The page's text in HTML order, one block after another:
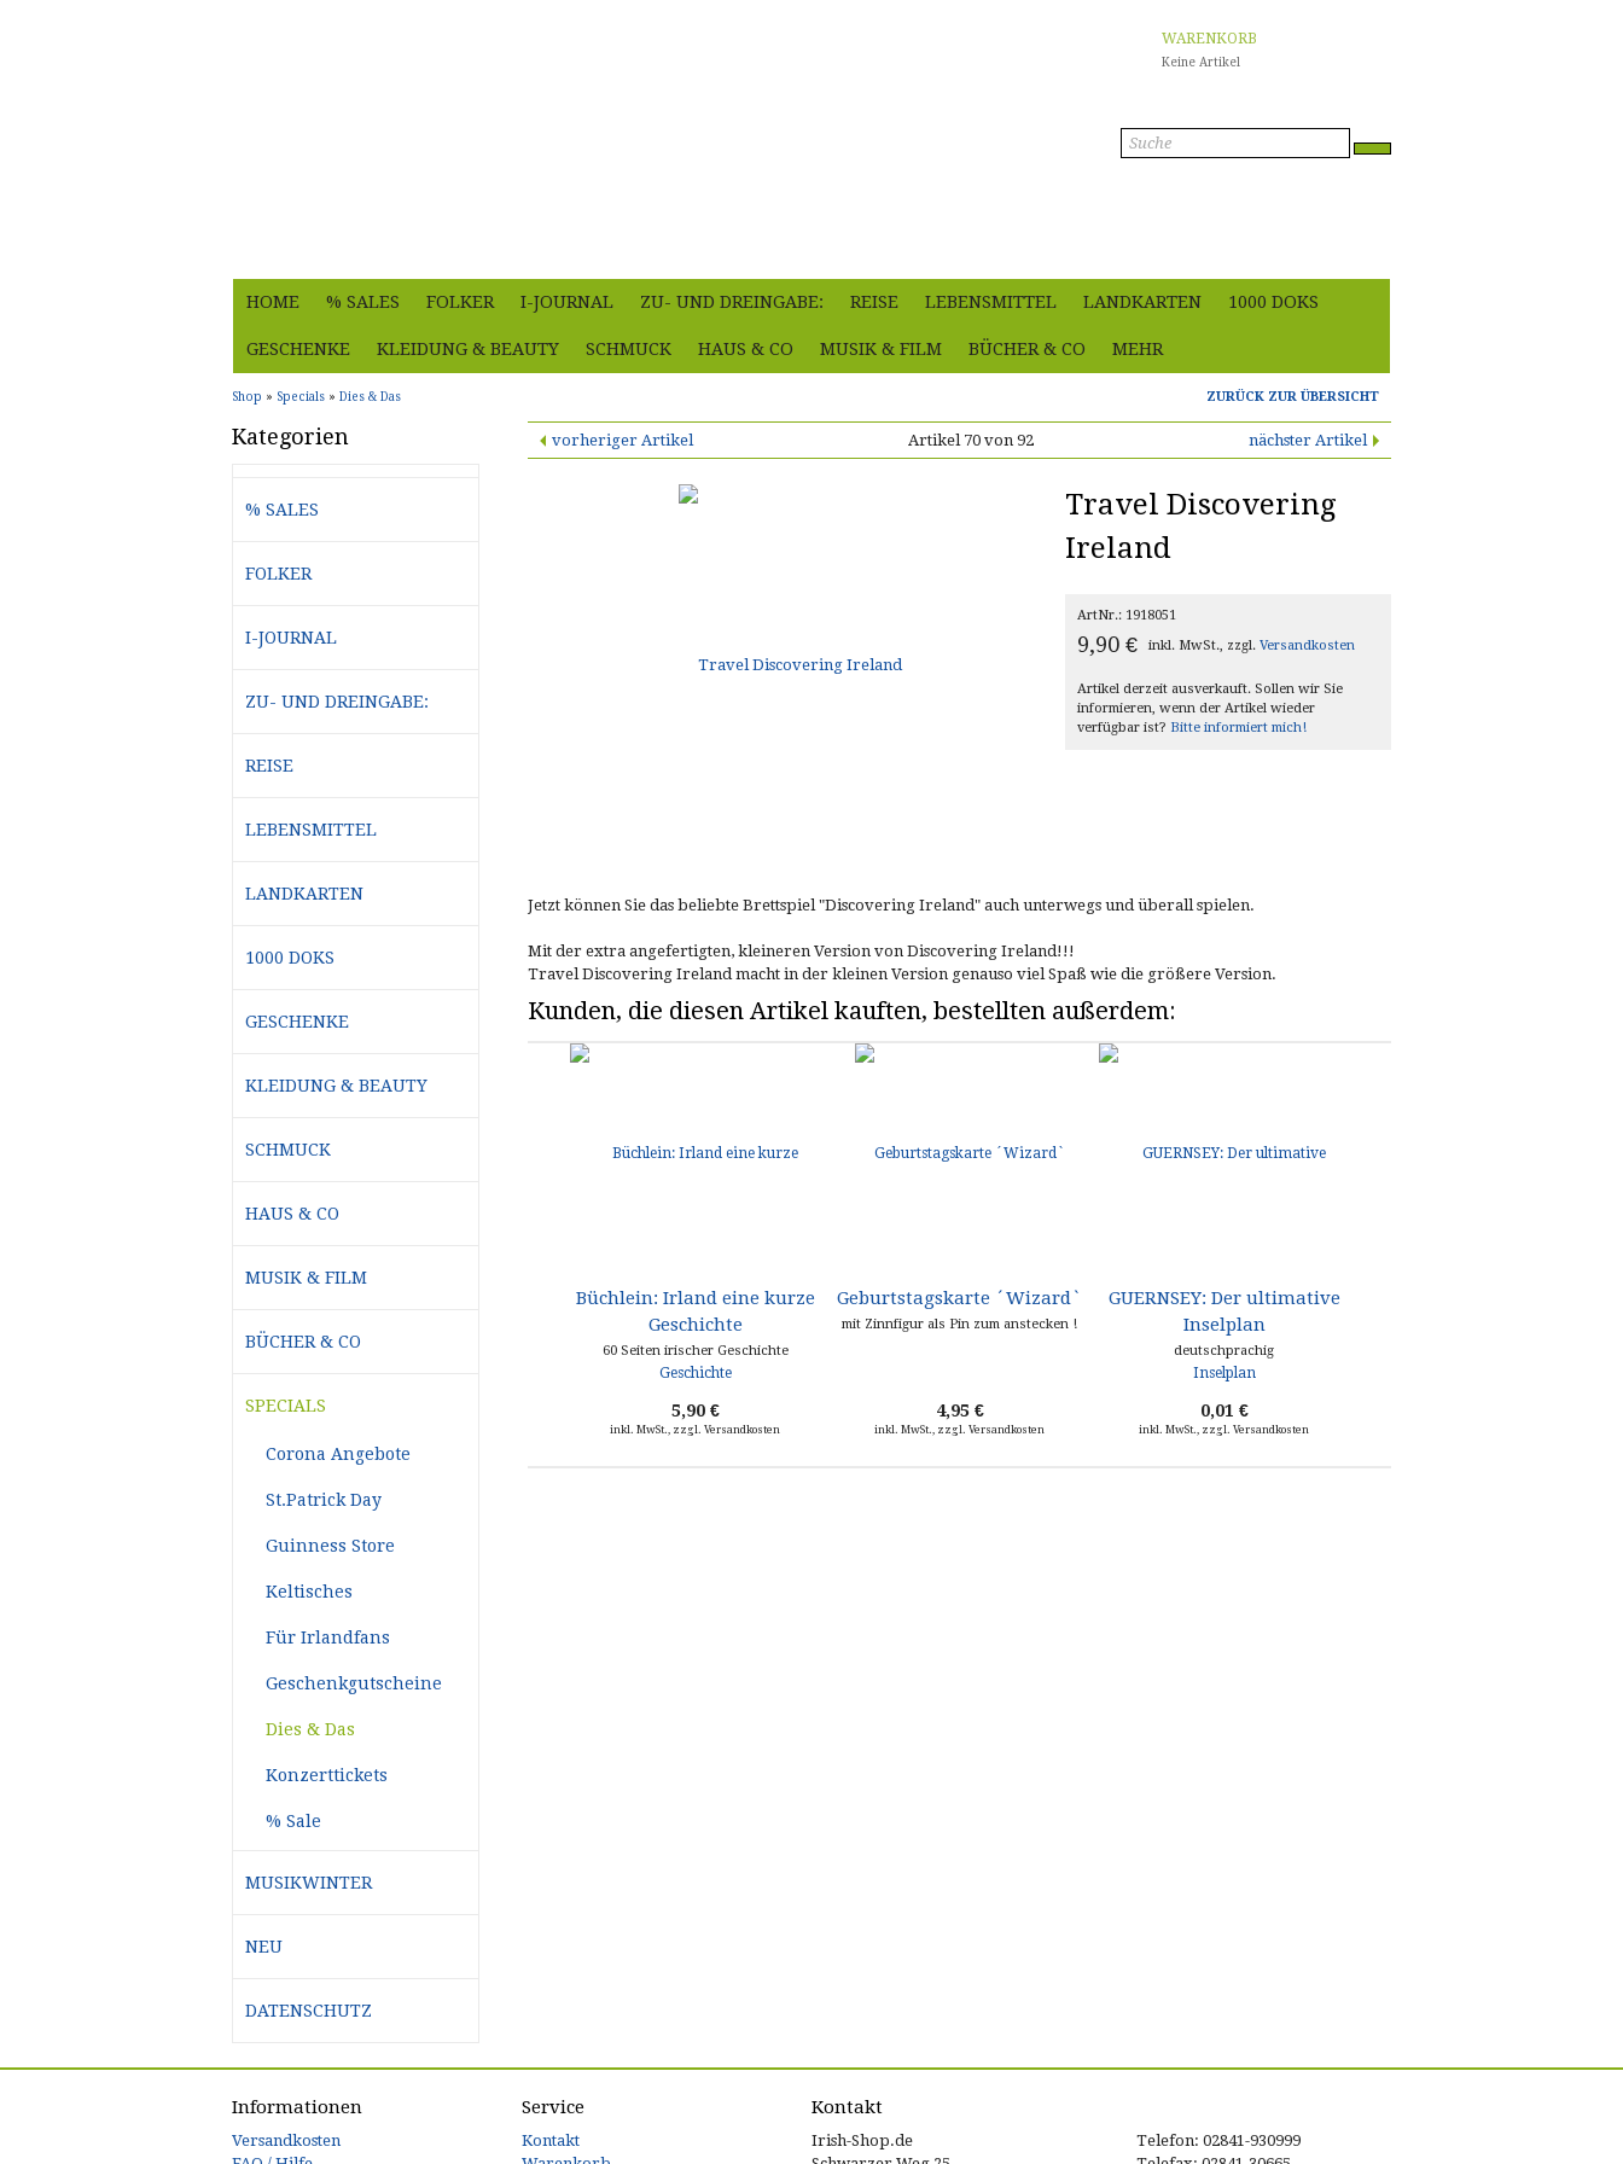
WARENKORB
Keine Artikel
HOME % SALES FOLKER I-JOURNAL ZU- UND DREINGABE: REISE LEBENSMITTEL LANDKARTEN 1000 DOKS
GESCHENKE KLEIDUNG & BEAUTY SCHMUCK HAUS & CO MUSIK & FILM BÜCHER & CO MEHR
Shop » Specials » Dies & Das ZURÜCK ZUR ÜBERSICHT
vorheriger Artikel Artikel 70 von 92 nächster Artikel
Travel Discovering
Ireland
ArtNr.: 1918051
9,90 € inkl. MwSt., zzgl.Versandkosten
Artikel derzeit ausverkauft. Sollen wir Sie
informieren, wenn der Artikel wieder
verfügbar ist? Bitte informiert mich!
Jetzt können Sie das beliebte Brettspiel "Discovering Ireland" auch unterwegs und überall spielen.
Mit der extra angefertigten, kleineren Version von Discovering Ireland!!!
Travel Discovering Ireland macht in der kleinen Version genauso viel Spaß wie die größere Version.
Kunden, die diesen Artikel kauften, bestellten außerdem:
Büchlein: Irland eine kurze
Geschichte
60 Seiten irischer Geschichte
5,90 €
inkl. MwSt., zzgl. Versandkosten
Geburtstagskarte ´Wizard`
mit Zinnfigur als Pin zum anstecken !
4,95 €
inkl. MwSt., zzgl. Versandkosten
GUERNSEY: Der ultimative
Inselplan
deutschprachig
0,01 €
inkl. MwSt., zzgl. Versandkosten
Kategorien
% SALES
FOLKER
I-JOURNAL
ZU- UND DREINGABE:
REISE
LEBENSMITTEL
LANDKARTEN
1000 DOKS
GESCHENKE
KLEIDUNG & BEAUTY
SCHMUCK
HAUS & CO
MUSIK & FILM
BÜCHER & CO
SPECIALS
Corona Angebote
St.Patrick Day
Guinness Store
Keltisches
Für Irlandfans
Geschenkgutscheine
Dies & Das
Konzerttickets
% Sale
MUSIKWINTER
NEU
DATENSCHUTZ
Informationen
Versandkosten
Service
Kontakt
Kontakt
Irish-Shop.de
Telefon: 02841-930999